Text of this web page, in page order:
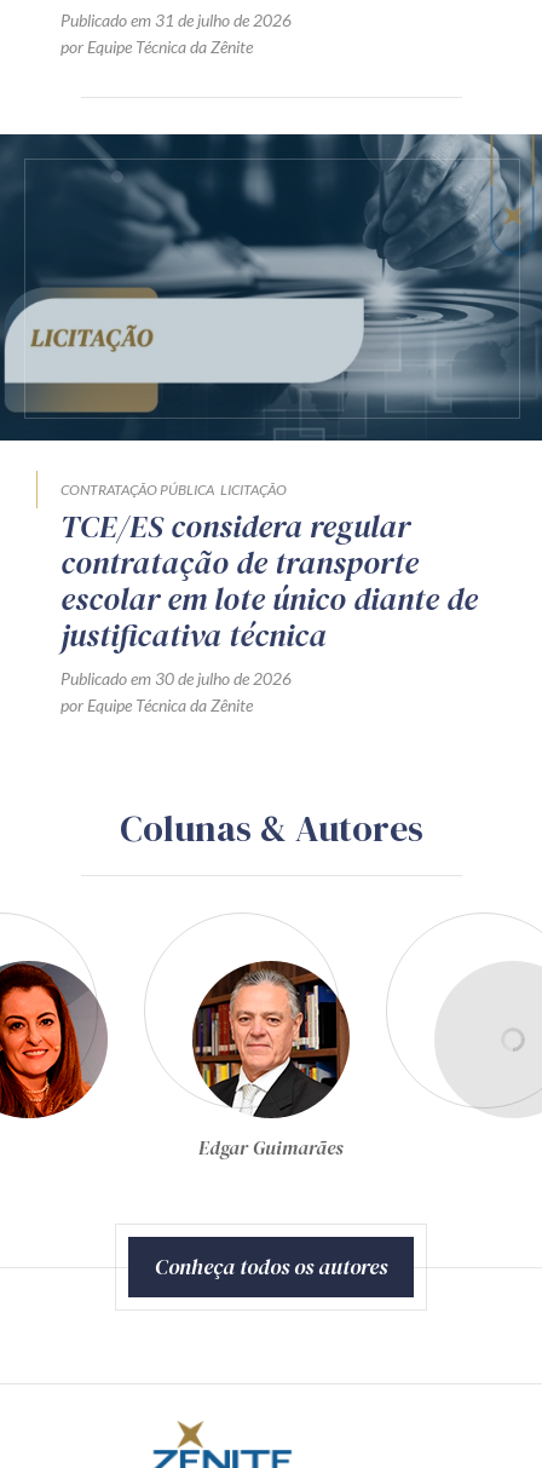
Publicado em 31 de julho de 2026
por Equipe Técnica da Zênite
CONTRATAÇÃO PÚBLICA LICITAÇÃO
TCE/ES considera regular
contratação de transporte
escolar em lote único diante de
justificativa técnica
Publicado em 30 de julho de 2026
por Equipe Técnica da Zênite
Colunas & Autores
Edgar Guimarães
Conheça todos os autores